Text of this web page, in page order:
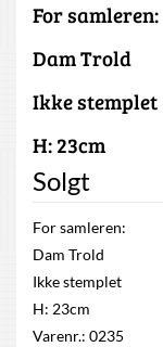
For samleren:
Dam Trold
Ikke stemplet
H: 23cm
Solgt
For samleren:
Dam Trold
Ikke stemplet
H: 23cm
Varenr.: 0235